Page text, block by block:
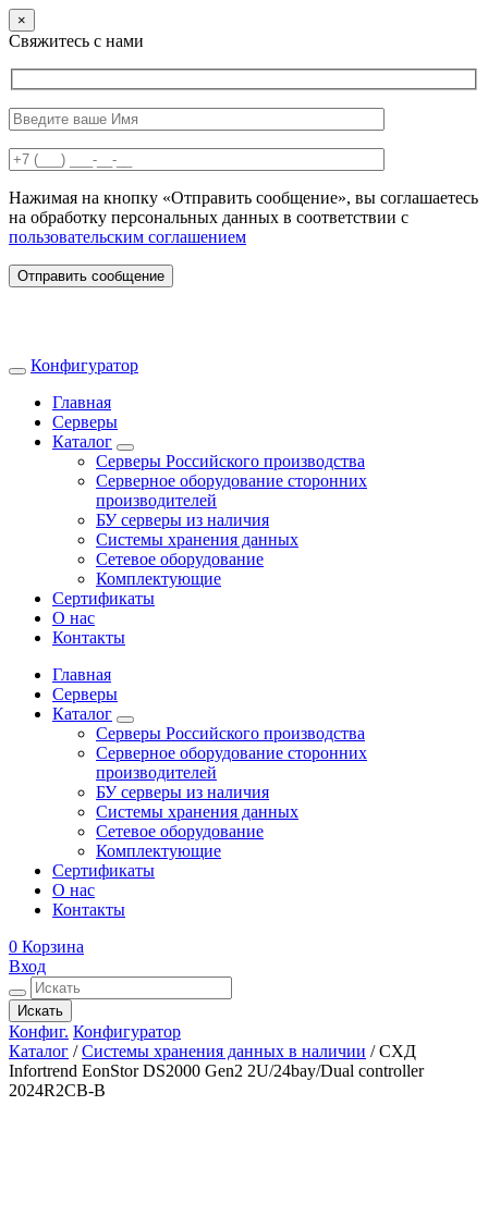
×
Свяжитесь с нами
Нажимая на кнопку «Отправить сообщение», вы соглашаетесь
на обработку персональных данных в соответствии с
пользовательским соглашением
Отправить сообщение
Конфигуратор
Главная
Серверы
Каталог
Серверы Российского производства
Серверное оборудование сторонних
производителей
БУ серверы из наличия
Системы хранения данных
Сетевое оборудование
Комплектующие
Сертификаты
О нас
Контакты
Главная
Серверы
Каталог
Серверы Российского производства
Серверное оборудование сторонних
производителей
БУ серверы из наличия
Системы хранения данных
Сетевое оборудование
Комплектующие
Сертификаты
О нас
Контакты
0 Корзина
Вход
Искать
Конфиг. Конфигуратор
Каталог /Системы хранения данных в наличии /СХД
Infortrend EonStor DS2000 Gen2 2U/24bay/Dual controller
2024R2CB-B